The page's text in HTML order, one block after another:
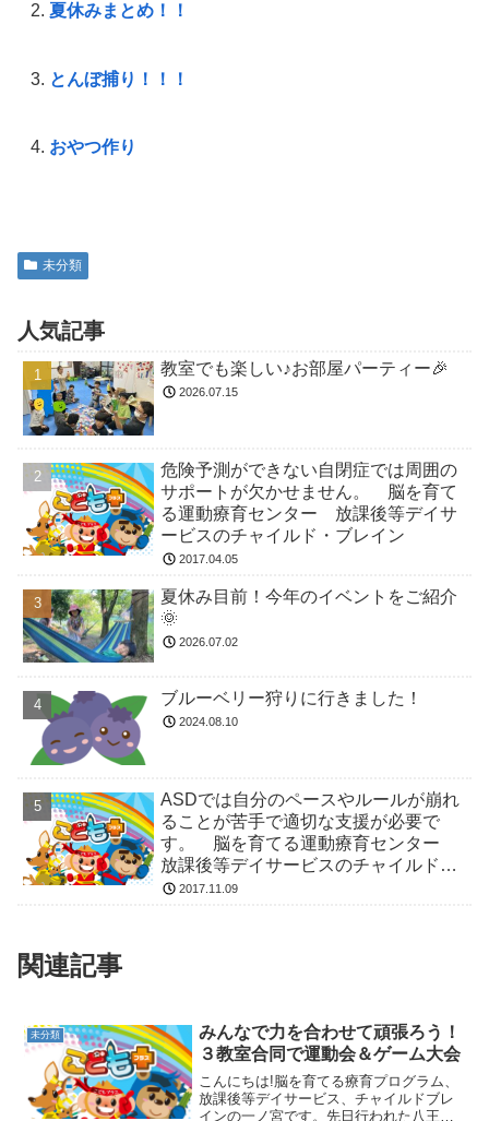
夏休みまとめ！！
とんぼ捕り！！！
おやつ作り
未分類
人気記事
教室でも楽しい♪お部屋パーティー🎉
2026.07.15
危険予測ができない自閉症では周囲の
サポートが欠かせません。 脳を育て
る運動療育センター 放課後等デイサ
ービスのチャイルド・ブレイン
2017.04.05
夏休み目前！今年のイベントをご紹介
🌞
2026.07.02
ブルーベリー狩りに行きました！
2024.08.10
ASDでは自分のペースやルールが崩れ
ることが苦手で適切な支援が必要で
す。 脳を育てる運動療育センター
放課後等デイサービスのチャイルド・
ブレイン
2017.11.09
関連記事
未分類
みんなで力を合わせて頑張ろう！
３教室合同で運動会＆ゲーム大会
こんにちは!脳を育てる療育プログラム、
放課後等デイサービス、チャイルドブレ
インの一ノ宮です。先日行われた八王子